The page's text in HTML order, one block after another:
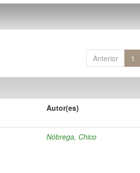
Anterior 1
Autor(es)
Nóbrega, Chico